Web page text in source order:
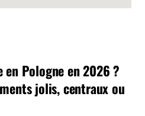
en Pologne en 2026 ?
jolis, centraux ou